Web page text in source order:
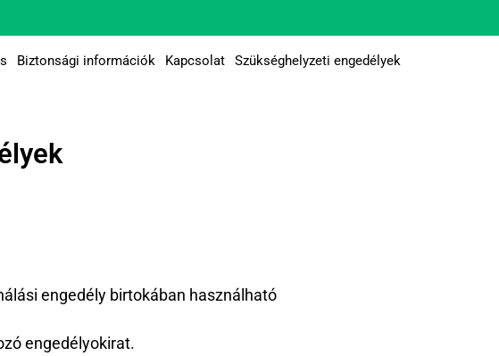
Biztonsági információk Kapcsolat Szükséghelyzeti engedélyek
engedély birtokában használható
engedélyokirat.